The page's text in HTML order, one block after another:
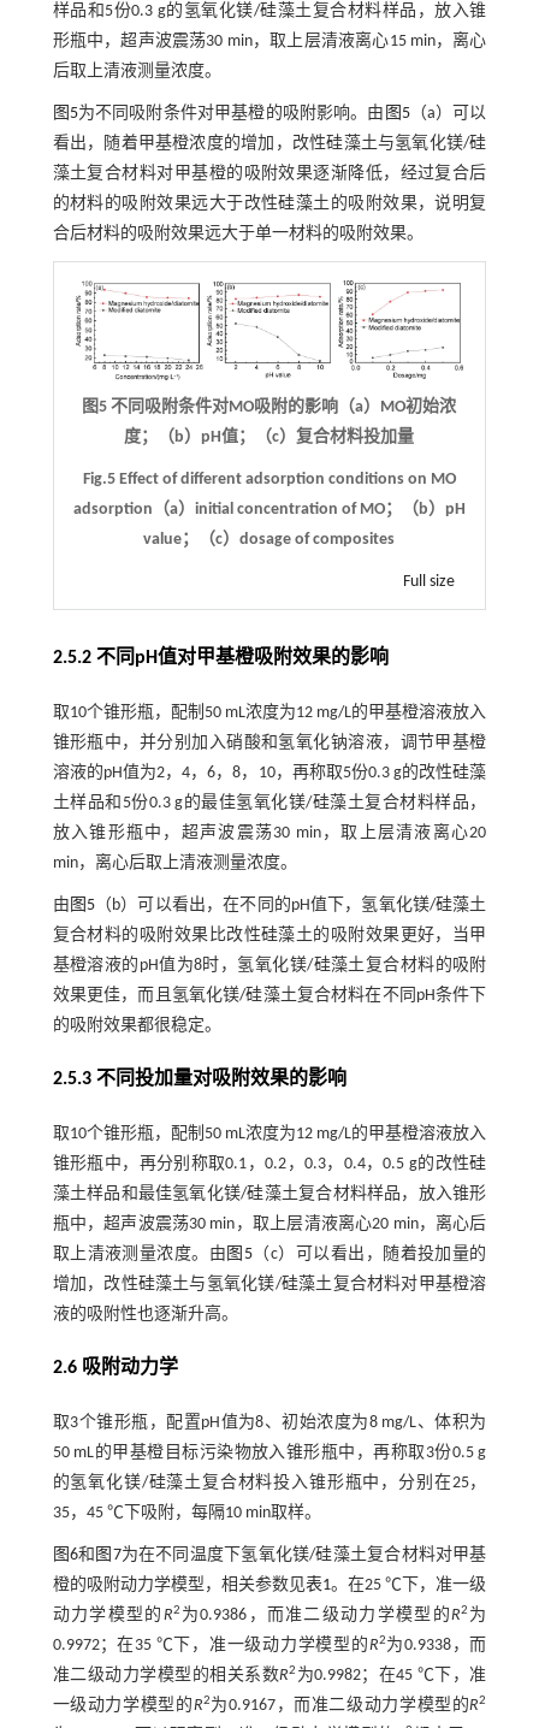
样品和5份0.3 g的氢氧化镁/硅藻土复合材料样品，放入锥
形瓶中，超声波震荡30 min，取上层清液离心15 min，离心
后取上清液测量浓度。
图5为不同吸附条件对甲基橙的吸附影响。由 图5（a）可以
看出，随着甲基橙浓度的增加，改性硅藻土与氢氧化镁/硅
藻土复合材料对甲基橙的吸附效果逐渐降低，经过复合后
的材料的吸附效果远大于改性硅藻土的吸附效果，说明复
合后材料的吸附效果远大于单一材料的吸附效果。
图5 不同吸附条件对MO吸附的影响（a）MO初始浓
度；（b）pH值；（c）复合材料投加量
Fig.5 Effect of different adsorption conditions on MO
adsorption（a）initial concentration of MO；（b）pH
value；（c）dosage of composites
Full size
2.5.2 不同pH值对甲基橙吸附效果的影响
取10个锥形瓶，配制50 mL浓度为12 mg/L的甲基橙溶液放入
锥形瓶中，并分别加入硝酸和氢氧化钠溶液，调节甲基橙
溶液的pH值为2，4，6，8，10，再称取5份0.3 g的改性硅藻
土样品和5份0.3 g的最佳氢氧化镁/硅藻土复合材料样品，
放入锥形瓶中，超声波震荡30 min，取上层清液离心20
min，离心后取上清液测量浓度。
由 图5（b）可以看出，在不同的pH值下，氢氧化镁/硅藻土
复合材料的吸附效果比改性硅藻土的吸附效果更好，当甲
基橙溶液的pH值为8时，氢氧化镁/硅藻土复合材料的吸附
效果更佳，而且氢氧化镁/硅藻土复合材料在不同pH条件下
的吸附效果都很稳定。
2.5.3 不同投加量对吸附效果的影响
取10个锥形瓶，配制50 mL浓度为12 mg/L的甲基橙溶液放入
锥形瓶中，再分别称取0.1，0.2，0.3，0.4，0.5 g的改性硅
藻土样品和最佳氢氧化镁/硅藻土复合材料样品，放入锥形
瓶中，超声波震荡30 min，取上层清液离心20 min，离心后
取上清液测量浓度。由 图5（c）可以看出，随着投加量的
增加，改性硅藻土与氢氧化镁/硅藻土复合材料对甲基橙溶
液的吸附性也逐渐升高。
2.6 吸附动力学
取3个锥形瓶，配置pH值为8、初始浓度为8 mg/L、体积为
50 mL的甲基橙目标污染物放入锥形瓶中，再称取3份0.5 g
的氢氧化镁/硅藻土复合材料投入锥形瓶中，分别在25，
35，45 ℃下吸附，每隔10 min取样。
图6和 图7为在不同温度下氢氧化镁/硅藻土复合材料对甲基
橙的吸附动力学模型，相关参数见表1。在25 ℃下，准一级
动力学模型的 R2 为0.9386，而准二级动力学模型的R2 为
0.9972；在35 ℃下，准一级动力学模型的R2为0.9338，而
准二级动力学模型的相关系数R2 为0.9982；在45 ℃下，准
一级动力学模型的R2为0.9167，而准二级动力学模型的R2